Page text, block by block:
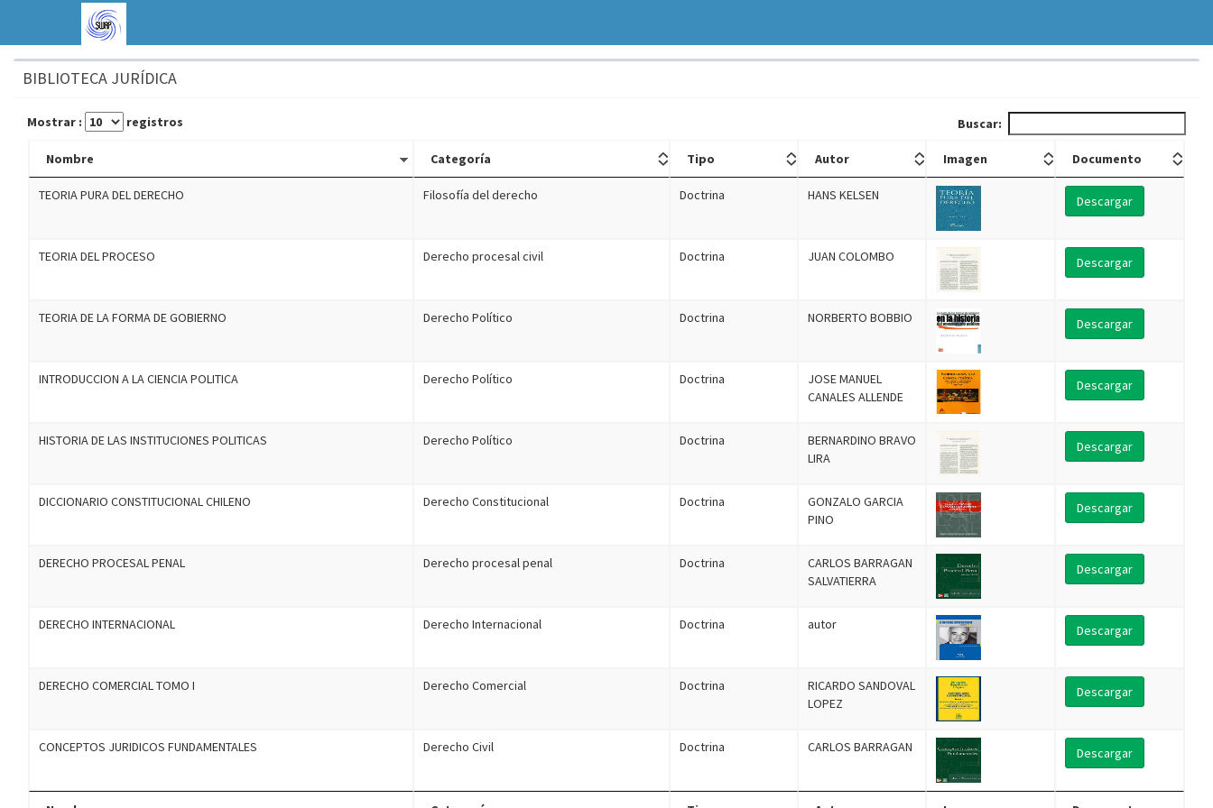
BIBLIOTECA JURÍDICA
Mostrar : registros Buscar:
Nombre Categoría Tipo Autor Imagen Documento
TEORIA PURA DEL DERECHO Filosofía del derecho Doctrina HANS KELSEN Descargar
TEORIA DEL PROCESO Derecho procesal civil Doctrina JUAN COLOMBO Descargar
TEORIA DE LA FORMA DE GOBIERNO Derecho Político Doctrina NORBERTO BOBBIO Descargar
INTRODUCCION A LA CIENCIA POLITICA Derecho Político Doctrina
JOSE MANUEL
CANALES ALLENDE
Descargar
HISTORIA DE LAS INSTITUCIONES POLITICAS Derecho Político Doctrina
BERNARDINO BRAVO
LIRA
Descargar
DICCIONARIO CONSTITUCIONAL CHILENO Derecho Constitucional Doctrina
GONZALO GARCIA
PINO
Descargar
DERECHO PROCESAL PENAL Derecho procesal penal Doctrina
CARLOS BARRAGAN
SALVATIERRA
Descargar
DERECHO INTERNACIONAL Derecho Internacional Doctrina autor Descargar
DERECHO COMERCIAL TOMO I Derecho Comercial Doctrina
RICARDO SANDOVAL
LOPEZ
Descargar
CONCEPTOS JURIDICOS FUNDAMENTALES Derecho Civil Doctrina CARLOS BARRAGAN Descargar